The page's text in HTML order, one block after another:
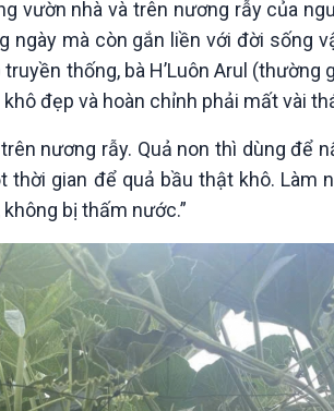
Chát với người nổi tiếng
Câu chuyện Thể thao
Video
E-
vườn nhà và trên nương rẫy của
ngày mà còn gắn liền với đời sống
thống, bà H’Luôn Arul (thường
đẹp và hoàn chỉnh phải mất vài
nương rẫy. Quả non thì dùng để
gian để quả bầu thật khô. Làm
bị thấm nước.”